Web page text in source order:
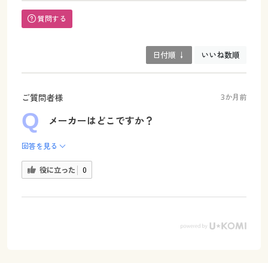
質問する
日付順 ↓ いいね数順
ご質問者様 3か月前
メーカーはどこですか？
回答を見る
役に立った 0